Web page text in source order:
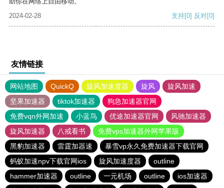
2024-02-28
支持[0] 反对[0]
友情链接
网站地图 QuickQ 旋风加速度器 旋风
旋风加速
坚果加速器
tiktok加速器
狗急加速器官网
免费vqn外网加速
小蓝鸟 优途加速器官网
风驰加速器
旋风加速器
八戒看书
免费vps加速器外网苹果版
黑豹加速器
雷霆加器速
暴雪vp永久免费加速器下载官网
蚂蚁加速npv下载官网ios
旋风加速度器
outline
hammer加速器
outline 一元机场 outline
ios加速器